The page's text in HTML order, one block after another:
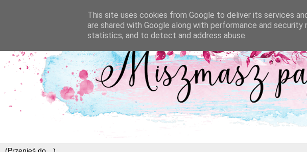
This site uses cookies from Google to deliver its services
are shared with Google along with performance and
statistics, and to detect and address abuse.